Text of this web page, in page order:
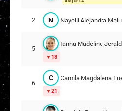
15
17
ARQUERA
2 N Nayelli Alejandra
5
Ianna Madeline
18
6
C Camila Magdalena
21